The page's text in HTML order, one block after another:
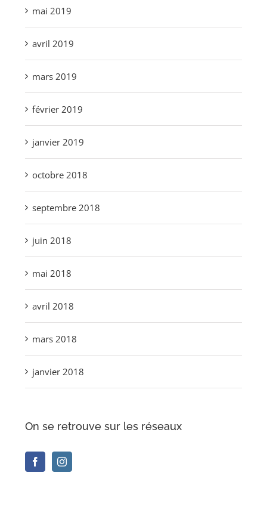
mai 2019
avril 2019
mars 2019
février 2019
janvier 2019
octobre 2018
septembre 2018
juin 2018
mai 2018
avril 2018
mars 2018
janvier 2018
On se retrouve sur les réseaux